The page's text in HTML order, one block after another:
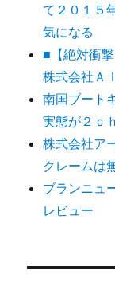
て２０１５
気になる
■【絶対衝
株式会社Ａ
南国ブート
実態が２ｃ
株式会社ア
クレームは
ブランニュ
レビュー